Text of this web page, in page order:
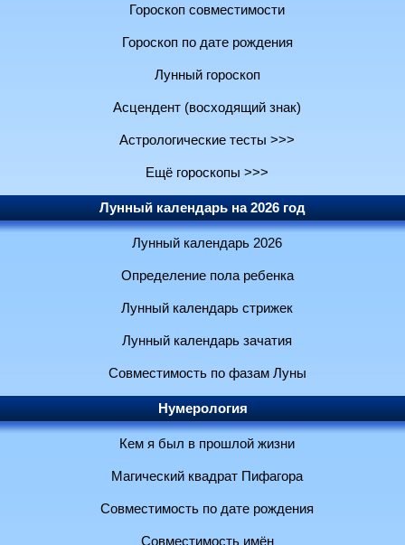
Гороскоп совместимости
Гороскоп по дате рождения
Лунный гороскоп
Асцендент (восходящий знак)
Астрологические тесты >>>
Ещё гороскопы >>>
Лунный календарь на 2026 год
Лунный календарь 2026
Определение пола ребенка
Лунный календарь стрижек
Лунный календарь зачатия
Совместимость по фазам Луны
Нумерология
Кем я был в прошлой жизни
Магический квадрат Пифагора
Совместимость по дате рождения
Совместимость имён